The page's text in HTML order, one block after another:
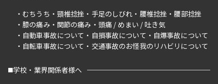
むちうち
頸椎捻挫 手足のしびれ 腰椎捻挫
腰部捻挫
膝の痛み
関節の痛み
頭痛 / めまい / 吐き気
自動車事故について
自損事故について
自爆事故について
自転車事故について
交通事故のお怪我のリハビリについて
学校・業界関係者様へ